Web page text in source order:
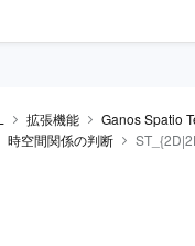
拡張機能
Ganos Spatio
時空間関係の判断